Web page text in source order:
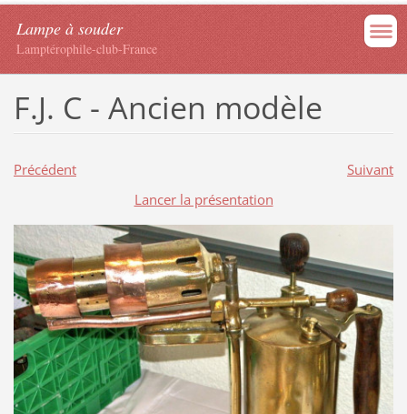
Lampe à souder
Lamptérophile-club-France
F.J. C - Ancien modèle
Précédent
Suivant
Lancer la présentation